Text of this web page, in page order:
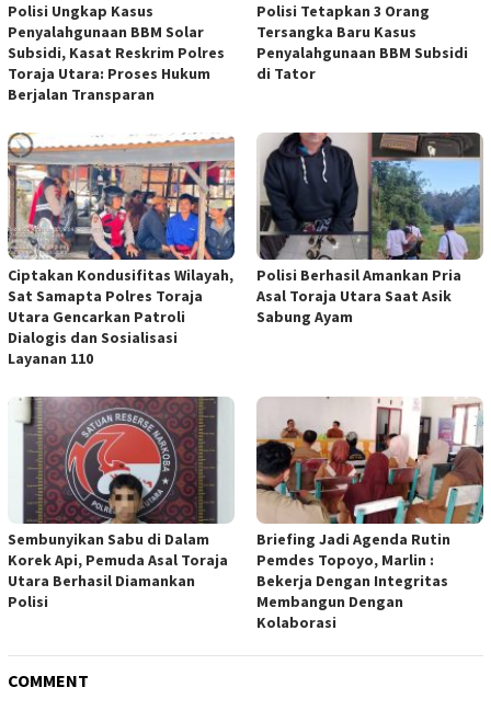
Polisi Ungkap Kasus
Penyalahgunaan BBM Solar
Subsidi, Kasat Reskrim Polres
Toraja Utara: Proses Hukum
Berjalan Transparan
Polisi Tetapkan 3 Orang
Tersangka Baru Kasus
Penyalahgunaan BBM Subsidi
di Tator
Ciptakan Kondusifitas Wilayah,
Sat Samapta Polres Toraja
Utara Gencarkan Patroli
Dialogis dan Sosialisasi
Layanan 110
Polisi Berhasil Amankan Pria
Asal Toraja Utara Saat Asik
Sabung Ayam
Sembunyikan Sabu di Dalam
Korek Api, Pemuda Asal Toraja
Utara Berhasil Diamankan
Polisi
Briefing Jadi Agenda Rutin
Pemdes Topoyo, Marlin :
Bekerja Dengan Integritas
Membangun Dengan
Kolaborasi
COMMENT